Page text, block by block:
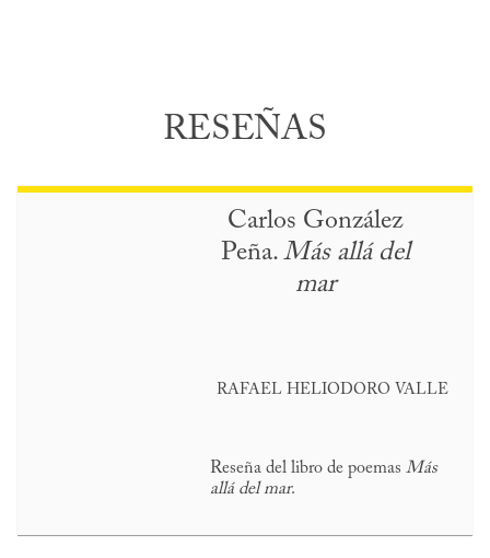
RESEÑAS
Carlos González
Peña. Más allá del
mar
RAFAEL HELIODORO VALLE
Reseña del libro de poemas Más
allá del mar.